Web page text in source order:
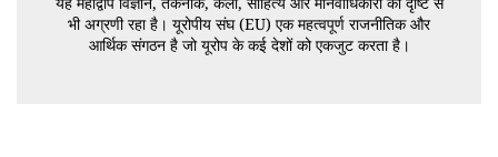
भी अग्रणी रहा है। यूरोपीय संघ (EU) एक महत्वपूर्ण राजनीतिक और
आर्थिक संगठन है जो यूरोप के कई देशों को एकजुट करता है।